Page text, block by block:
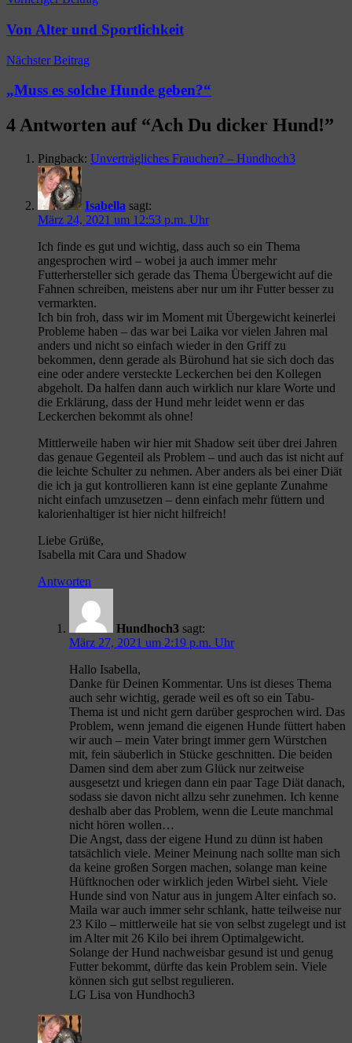
Von Alter und Sportlichkeit
Nächster Beitrag
„Muss es solche Hunde geben?“
4 Antworten auf “Ach Du dicker Hund!”
Pingback: Unverträgliches Frauchen? – Hundhoch3
Isabella sagt:
März 24, 2021 um 12:53 p.m. Uhr
Ich finde es gut und wichtig, dass auch so ein Thema
angesprochen wird – wobei ja auch immer mehr
Futterhersteller sich gerade das Thema Übergewicht auf die
Fahnen schreiben, meistens aber nur um ihr Futter besser zu
vermarkten.
Ich bin froh, dass wir im Moment mit Übergewicht keinerlei
Probleme haben – das war bei Laika vor vielen Jahren mal
anders und nicht so einfach wieder in den Griff zu
bekommen, denn gerade als Bürohund hat sie sich doch das
eine oder andere versteckte Leckerchen bei den Kollegen
abgeholt. Da halfen dann auch wirklich nur klare Worte und
die Erklärung, dass der Hund mehr leidet wenn er das
Leckerchen bekommt als ohne!
Mittlerweile haben wir hier mit Shadow seit über drei Jahren
das genaue Gegenteil als Problem – und auch das ist nicht auf
die leichte Schulter zu nehmen. Aber anders als bei einer Diät
die ich ja gut kontrollieren kann ist eine geplante Zunahme
nicht einfach umzusetzen – denn einfach mehr füttern und
kalorienhaltiger ist hier nicht hilfreich!
Liebe Grüße,
Isabella mit Cara und Shadow
Antworten
Hundhoch3 sagt:
März 27, 2021 um 2:19 p.m. Uhr
Hallo Isabella,
Danke für Deinen Kommentar. Uns ist dieses Thema
auch sehr wichtig, gerade weil es oft so ein Tabu-
Thema ist und nicht gern darüber gesprochen wird. Das
Problem, wenn jemand die eigenen Hunde füttert haben
wir auch – mein Vater bringt immer gern Würstchen
mit, fein säuberlich in Stücke geschnitten. Die beiden
Damen sind dem aber zum Glück nur zeitweise
ausgesetzt und kriegen dann ein paar Tage Diät danach,
sodass sie davon nicht allzu sehr zunehmen. Ich kenne
deshalb aber das Problem, wenn die Leute manchmal
nicht hören wollen…
Die Angst, dass der eigene Hund zu dünn ist haben
tatsächlich viele. Meiner Meinung nach sollte man sich
da keine großen Sorgen machen, solange man keine
Hüftknochen oder wirklich jeden Wirbel sieht. Viele
Hunde sind von Natur aus in jungem Alter einfach so.
Maila war auch immer sehr schlank, hatte teilweise nur
23 Kilo – mittlerweile hat sie von selbst zugelegt und ist
im Alter mit 26 Kilo bei ihrem Optimalgewicht.
Solange der Hund nachweisbar gesund ist und genug
Futter bekommt, dürfte das kein Problem sein. Viele
können sich gut selbst regulieren.
LG Lisa von Hundhoch3